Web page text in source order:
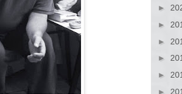
►
►
►
►
►
►